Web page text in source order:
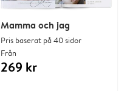
Mamma och jag
Pris baserat på 40 sidor
Från
269 kr